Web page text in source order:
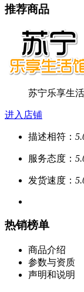
推荐商品
苏宁乐享生
进入店铺
描述相符：
服务态度：
发货速度：
热销榜单
商品介绍
参数与资质
声明和说明